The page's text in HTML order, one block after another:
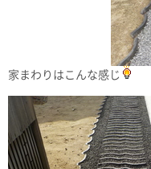
家まわりはこんな感じ